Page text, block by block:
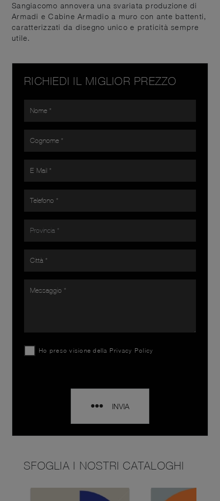
Sangiacomo annovera una svariata produzione di
Armadi e Cabine Armadio a muro con ante battenti,
caratterizzati da disegno unico e praticità sempre
utile.
RICHIEDI IL MIGLIOR PREZZO
Ho preso visione della Privacy Policy
INVIA
SFOGLIA I NOSTRI CATALOGHI